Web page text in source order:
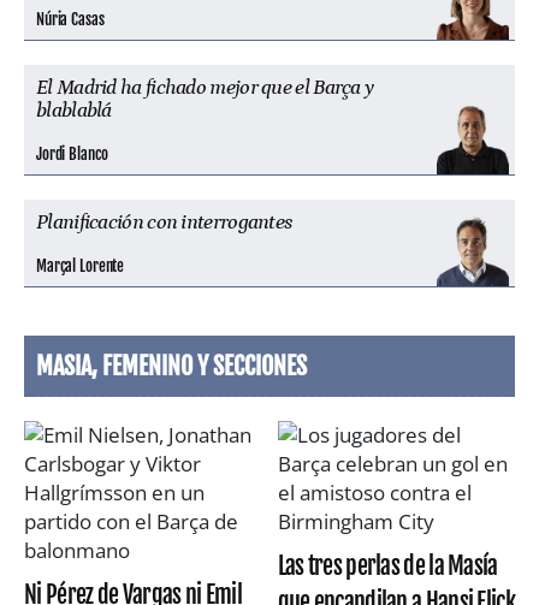
Núria Casas
El Madrid ha fichado mejor que el Barça y
blablablá
Jordi Blanco
Planificación con interrogantes
Marçal Lorente
MASIA, FEMENINO Y SECCIONES
Ni Pérez de Vargas ni Emil
Las tres perlas de la Masía